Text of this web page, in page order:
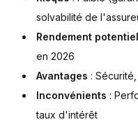
solvabilité de
Rendement potentiel
en 2026
Avantages :
Inconvénients :
taux d'intérêt